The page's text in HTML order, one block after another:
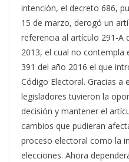
intención, el decreto 686,
15 de marzo, derogó un
referencia al artículo 291-A
2013, el cual no contempla
391 del año 2016 el que
Código Electoral. Gracias a
legisladores tuvieron la
decisión y mantener el
cambios que pudieran
proceso electoral como la
elecciones. Ahora